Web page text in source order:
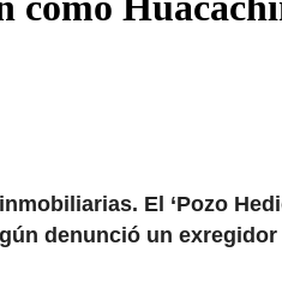
El ‘Pozo
denunció un